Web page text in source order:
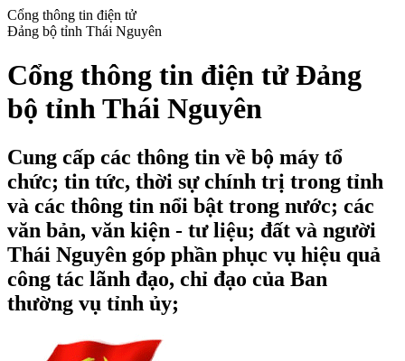
Cổng thông tin điện tử
Đảng bộ tỉnh Thái Nguyên
Cổng thông tin điện tử Đảng
bộ tỉnh Thái Nguyên
Cung cấp các thông tin về bộ máy tổ
chức; tin tức, thời sự chính trị trong tỉnh
và các thông tin nổi bật trong nước; các
văn bản, văn kiện - tư liệu; đất và người
Thái Nguyên góp phần phục vụ hiệu quả
công tác lãnh đạo, chỉ đạo của Ban
thường vụ tỉnh ủy;